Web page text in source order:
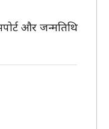
और जन्मतिथि